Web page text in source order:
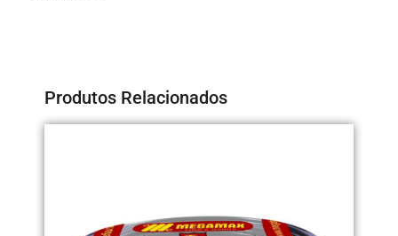
Produtos Relacionados